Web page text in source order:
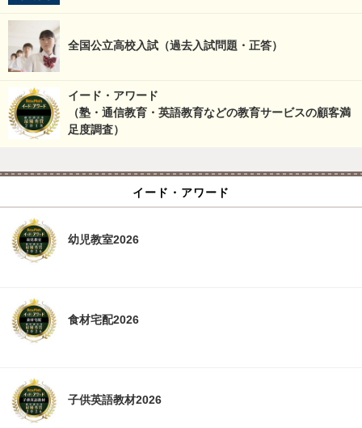
全国公立高校入試（過去入試問題・正答）
イード・アワード
（塾・通信教育・英語教育などの教育サービスの顧客満
足度調査）
イード・アワード
幼児教室2026
食材宅配2026
子供英語教材2026